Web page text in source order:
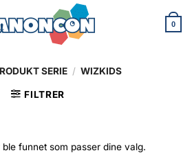
0
SERIE / WIZKIDS
FILTRER
funnet som passer dine valg.